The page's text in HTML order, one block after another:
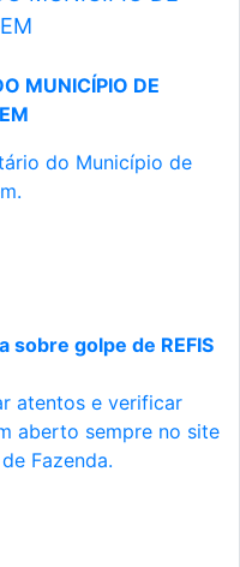
MUNICÍPIO DE
do Município de
sobre golpe de REFIS
atentos e verificar
aberto sempre no site
Fazenda.